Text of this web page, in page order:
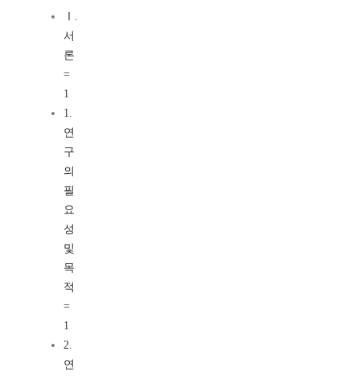
Ⅰ.
서
론
=
1
1.
연
구
의
필
요
성
및
목
적
=
1
2.
연